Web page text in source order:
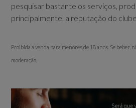
pesquisar bastante os serviços,
principalmente, a reputação do
Proibida a venda para menores de 18 anos. Se beber,
moderação.